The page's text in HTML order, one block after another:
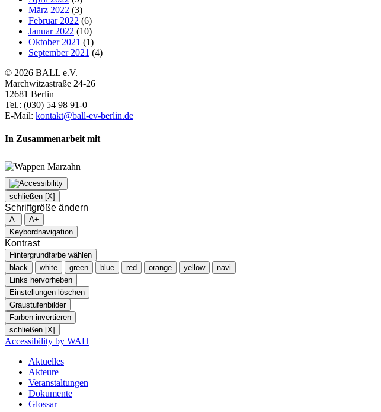
März 2022 (3)
Februar 2022 (6)
Januar 2022 (10)
Oktober 2021 (1)
September 2021 (4)
© 2026 BALL e.V.
Marchwitzastraße 24-26
12681 Berlin
Tel.: (030) 54 98 91-0
E-Mail: kontakt@ball-ev-berlin.de
In Zusammenarbeit mit
schließen [X]
Schriftgröße ändern
A-
A+
Keybordnavigation
Kontrast
Hintergrundfarbe wählen
black
white green blue red orange yellow
navi
Links hervorheben
Einstellungen löschen
Graustufenbilder
Farben invertieren
schließen [X]
Accessibility by WAH
Aktuelles
Akteure
Veranstaltungen
Dokumente
Glossar